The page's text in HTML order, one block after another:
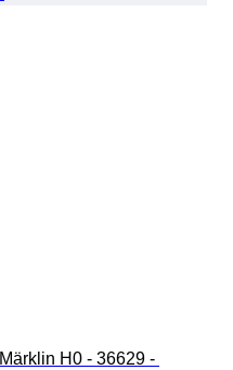
Märklin H0 - 36629 -